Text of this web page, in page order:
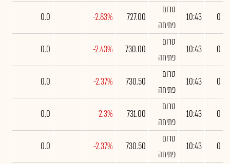
0
10:43
טרום
פתיחה
727.00
-2.83%
0.0
0
10:43
טרום
פתיחה
730.00
-2.43%
0.0
0
10:43
טרום
פתיחה
730.50
-2.37%
0.0
0
10:43
טרום
פתיחה
731.00
-2.3%
0.0
0
10:43
טרום
פתיחה
730.50
-2.37%
0.0